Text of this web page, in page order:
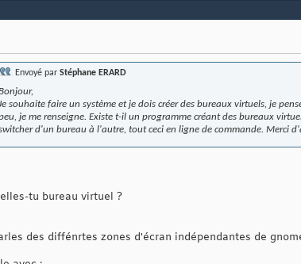
Envoyé par Stéphane ERARD
souhaite faire un système et je dois créer des bureaux virtuels, je
je me renseigne. Existe t-il un programme créant des bureaux
d'un bureau à l'autre, tout ceci en ligne de commande. Merci
tu bureau virtuel ?
des diffénrtes zones d'écran indépendantes de